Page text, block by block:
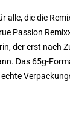
alle, die die
Passion
der erst nach
Das 65g-